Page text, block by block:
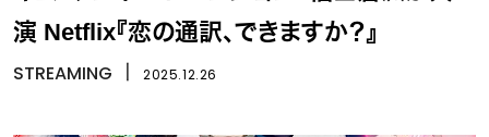
演 Netflix『恋の通訳、できますか？』
STREAMING 2025.12.26